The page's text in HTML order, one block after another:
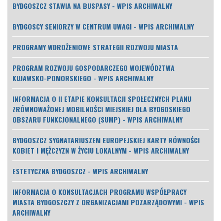
BYDGOSZCZ STAWIA NA BUSPASY - WPIS ARCHIWALNY
BYDGOSCY SENIORZY W CENTRUM UWAGI - WPIS ARCHIWALNY
PROGRAMY WDROŻENIOWE STRATEGII ROZWOJU MIASTA
PROGRAM ROZWOJU GOSPODARCZEGO WOJEWÓDZTWA
KUJAWSKO-POMORSKIEGO - WPIS ARCHIWALNY
INFORMACJA O II ETAPIE KONSULTACJI SPOŁECZNYCH PLANU
ZRÓWNOWAŻONEJ MOBILNOŚCI MIEJSKIEJ DLA BYDGOSKIEGO
OBSZARU FUNKCJONALNEGO (SUMP) - WPIS ARCHIWALNY
BYDGOSZCZ SYGNATARIUSZEM EUROPEJSKIEJ KARTY RÓWNOŚCI
KOBIET I MĘŻCZYZN W ŻYCIU LOKALNYM - WPIS ARCHIWALNY
ESTETYCZNA BYDGOSZCZ - WPIS ARCHIWALNY
INFORMACJA O KONSULTACJACH PROGRAMU WSPÓŁPRACY
MIASTA BYDGOSZCZY Z ORGANIZACJAMI POZARZĄDOWYMI - WPIS
ARCHIWALNY